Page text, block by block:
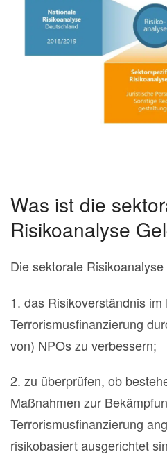
Was ist die
Risikoanalyse
Die sektorale
1. das Risikoverständnis
Terrorismusfinanzierung
von) NPOs zu verbessern;
2. zu überprüfen, ob
Maßnahmen zur
Terrorismusfinanzierung
risikobasiert ausgerichtet